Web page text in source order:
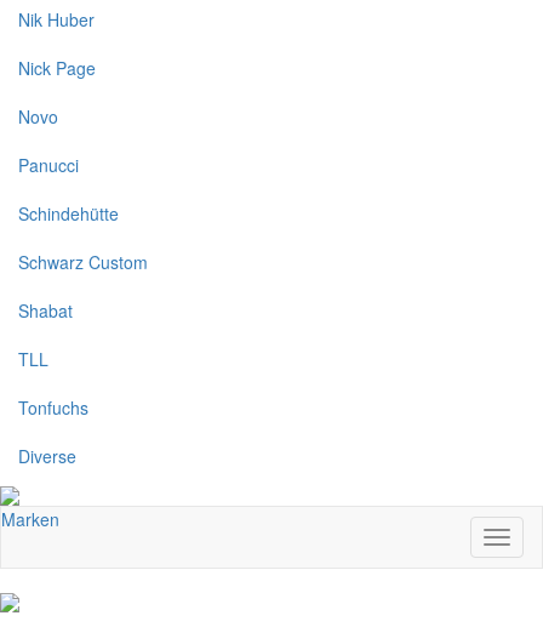
Nik Huber
Nick Page
Novo
Panucci
Schindehütte
Schwarz Custom
Shabat
TLL
Tonfuchs
Diverse
Marken